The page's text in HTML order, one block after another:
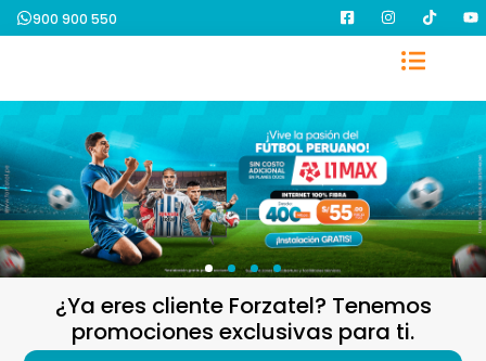
900 900 550
¿Ya eres cliente Forzatel? Tenemos
promociones exclusivas para ti.